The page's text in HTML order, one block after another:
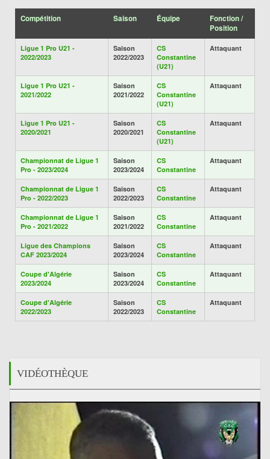
Compétition Saison Équipe
Fonction /
Position
Ligue 1 Pro U21 -
2022/2023
Saison
2022/2023
CS
Constantine
(U21)
Attaquant
Ligue 1 Pro U21 -
2021/2022
Saison
2021/2022
CS
Constantine
(U21)
Attaquant
Ligue 1 Pro U21 -
2020/2021
Saison
2020/2021
CS
Constantine
(U21)
Attaquant
Championnat de Ligue 1
Pro - 2023/2024
Saison
2023/2024
CS
Constantine
Attaquant
Championnat de Ligue 1
Pro - 2022/2023
Saison
2022/2023
CS
Constantine
Attaquant
Championnat de Ligue 1
Pro - 2021/2022
Saison
2021/2022
CS
Constantine
Attaquant
Ligue des Champions
CAF 2023/2024
Saison
2023/2024
CS
Constantine
Attaquant
Coupe d'Algérie
2023/2024
Saison
2023/2024
CS
Constantine
Attaquant
Coupe d'Algérie
2022/2023
Saison
2022/2023
CS
Constantine
Attaquant
VIDÉOTHÈQUE